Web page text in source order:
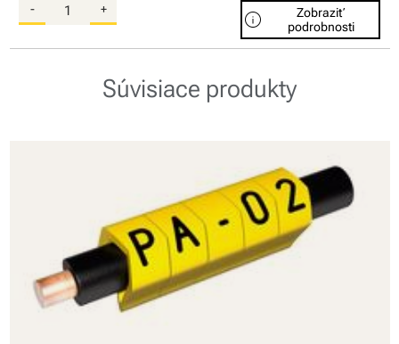
- + info
Zobraziť
podrobnosti
Súvisiace produkty